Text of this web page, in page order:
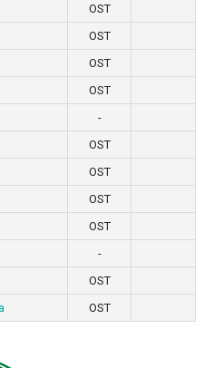
OST
OST
OST
OST
-
OST
OST
OST
OST
-
OST
OST